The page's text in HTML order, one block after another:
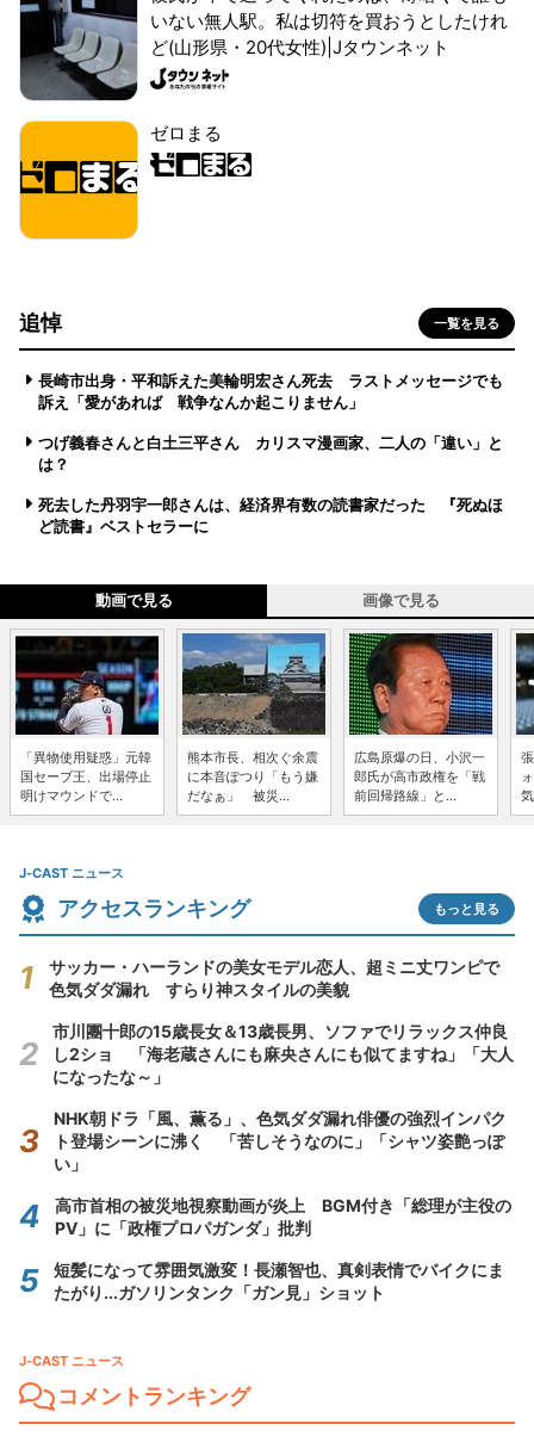
いない無人駅。私は切符を買おうとしたけれ
ど(山形県・20代女性)|Jタウンネット
ゼロまる
追悼 一覧を見る
長崎市出身・平和訴えた美輪明宏さん死去 ラストメッセージでも
訴え「愛があれば 戦争なんか起こりません」
つげ義春さんと白土三平さん カリスマ漫画家、二人の「違い」と
は？
死去した丹羽宇一郎さんは、経済界有数の読書家だった 『死ぬほ
ど読書』ベストセラーに
動画で見る 画像で見る
「異物使用疑惑」元韓
国セーブ王、出場停止
明けマウンドで...
熊本市長、相次ぐ余震
に本音ぽつり「もう嫌
だなぁ」 被災...
広島原爆の日、小沢一
郎氏が高市政権を「戦
前回帰路線」と...
J-CAST ニュース
アクセスランキング もっと見る
サッカー・ハーランドの美女モデル恋人、超ミニ丈ワンピで
色気ダダ漏れ すらり神スタイルの美貌
市川團十郎の15歳長女＆13歳長男、ソファでリラックス仲良
し2ショ 「海老蔵さんにも麻央さんにも似てますね」「大人
になったな～」
NHK朝ドラ「風、薫る」、色気ダダ漏れ俳優の強烈インパク
ト登場シーンに沸く 「苦しそうなのに」「シャツ姿艶っぽ
い」
高市首相の被災地視察動画が炎上 BGM付き「総理が主役の
PV」に「政権プロパガンダ」批判
短髪になって雰囲気激変！長瀬智也、真剣表情でバイクにま
たがり...ガソリンタンク「ガン見」ショット
J-CAST ニュース
コメントランキング